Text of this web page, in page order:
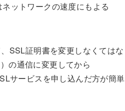
ットワークの速度にもよる
SSL証明書を変更しなくてはな
の通信に変更してから
サービスを申し込んだ方が簡単